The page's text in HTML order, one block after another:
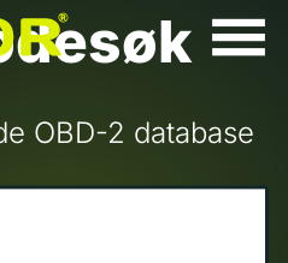
OBD-2 database